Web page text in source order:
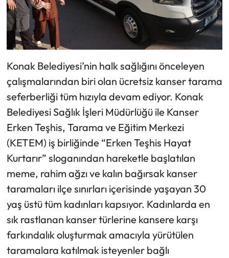
Konak Belediyesi’nin halk sağlığını önceleyen
çalışmalarından biri olan ücretsiz kanser tarama
seferberliği tüm hızıyla devam ediyor. Konak
Belediyesi Sağlık İşleri Müdürlüğü ile Kanser
Erken Teşhis, Tarama ve Eğitim Merkezi
(KETEM) iş birliğinde “Erken Teşhis Hayat
Kurtarır” sloganından hareketle başlatılan
meme, rahim ağzı ve kalın bağırsak kanser
taramaları ilçe sınırları içerisinde yaşayan 30
yaş üstü tüm kadınları kapsıyor. Kadınlarda en
sık rastlanan kanser türlerine kansere karşı
farkındalık oluşturmak amacıyla yürütülen
taramalara katılmak isteyenler bağlı